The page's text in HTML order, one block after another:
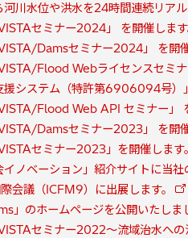
河川水位や洪水を24時間連続リア
セミナー2024」 を開催します
Damsセミナー2024」 を開催
Flood Webライセンスセミナ
援システム（特許第6906094号）
Flood Web API セミナー」
Damsセミナー2023」 を開催
セミナー2023」を開催します。
イノベーション」紹介サイトに当
会議（ICFM9）に出展します。
」のホームページを公開いたしま
セミナー2022～流域治水への